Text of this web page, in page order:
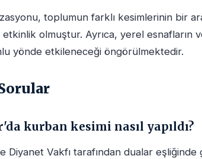
toplumun farklı kesimlerinin bir
olmuştur. Ayrıca, yerel esnafların
yönde etkileneceği öngörülmektedir.
kurban kesimi nasıl yapıldı?
Diyanet Vakfı tarafından dualar